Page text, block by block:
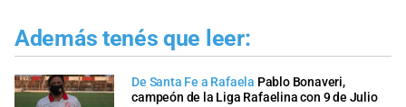
Además tenés que leer:
De Santa Fe a Rafaela Pablo Bonaveri,
campeón de la Liga Rafaelina con 9 de Julio